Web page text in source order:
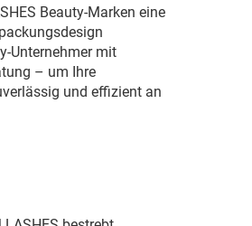
Beauty-Marken eine
Unternehmer mit
– um Ihre
und effizient an